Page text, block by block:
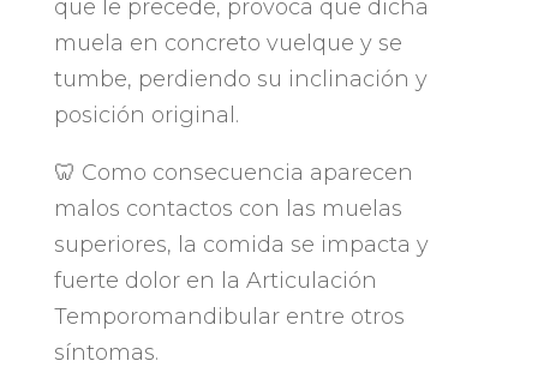
que le precede, provoca que dicha
muela en concreto vuelque y se
tumbe, perdiendo su inclinación y
posición original.
🦷 Como consecuencia aparecen
malos contactos con las muelas
superiores, la comida se impacta y
fuerte dolor en la Articulación
Temporomandibular entre otros
síntomas.